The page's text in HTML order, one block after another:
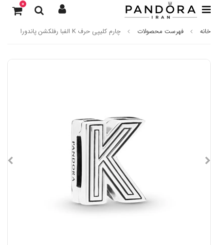
0
خانه فهرست محصولات چارم کلیپی حرف K الفبا رفلکشن پاندورا